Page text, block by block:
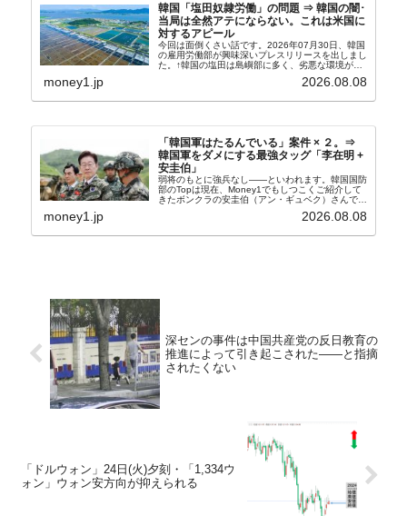
韓国「塩田奴隷労働」の問題 ⇒ 韓国の闇･
当局は全然アテにならない。これは米国に
対するアピール
今回は面倒くさい話です。2026年07月30日、韓国
の雇用労働部が興味深いプレスリリースを出しまし
た。↑韓国の塩田は島嶼部に多く、劣悪な環境が一
たといわれます（後述）。これは、いわゆる「塩田
money1.jp 2026.08.08
「韓国軍はたるんでいる」案件 × ２。⇒
韓国軍をダメにする最強タッグ「李在明 +
安圭伯」
弱将のもとに強兵なし――といわれます。韓国国防
部のTopは現在、Money1でもしつこくご紹介して
きたボンクラの安圭伯（アン・ギュベク）さんで
す。↑経済的無知蒙昧な李在明（イ・ジェミョン）
さんと「韓国初の文官上がり」の国防部長官安圭伯
money1.jp 2026.08.08
深センの事件は中国共産党の反日教育の
推進によって引き起こされた――と指摘
されたくない
「ドルウォン」24日(火)夕刻・「1,334ウ
ォン」ウォン安方向が抑えられる